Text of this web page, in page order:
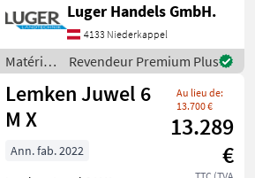
Trommel - 2, 70m
Arbeitsbreite - 690kg
Eigengewicht - hydraulische
Schwenkeinrichtung
Luger Handels GmbH.
4133 Niederkappel
Matériels
d’élevage
/
Mammut
Revendeur Premium Plus
Lemken Juwel 6
M X
Au lieu de:
13.700 €
13.289
€
Ann. fab. 2022